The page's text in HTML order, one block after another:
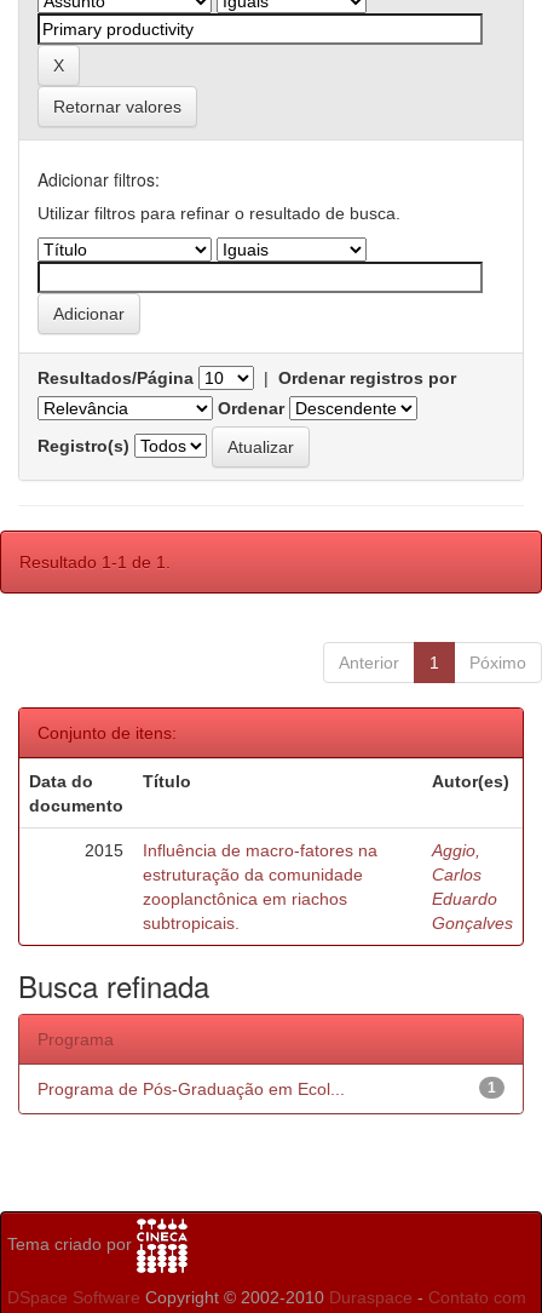
Retornar valores
Adicionar filtros:
Utilizar filtros para refinar o resultado de busca.
Resultados/Página | Ordenar registros por
Ordenar
Registro(s)
Resultado 1-1 de 1.
Anterior 1 Póximo
Conjunto de itens:
Data do
documento
Título Autor(es)
2015
Influência de macro-fatores na
estruturação da comunidade
zooplanctônica em riachos
subtropicais.
Aggio,
Carlos
Eduardo
Gonçalves
Busca refinada
Programa
1
Programa de Pós-Graduação em Ecol...
Tema criado por
DSpace Software Copyright © 2002-2010 Duraspace - Contato com